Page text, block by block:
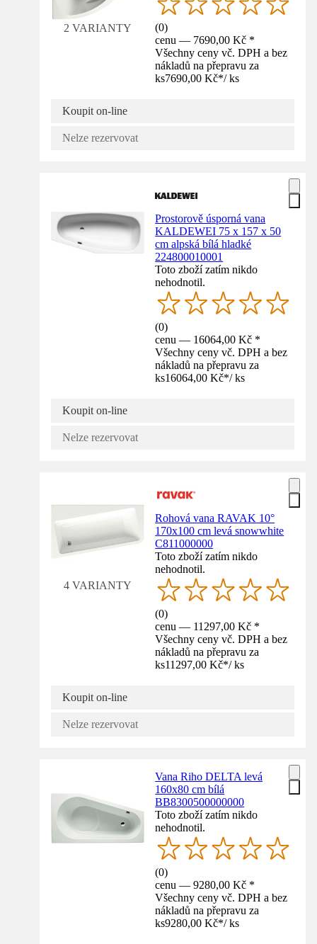
2 VARIANTY (0)
cenu — 7690,00 Kč *
Všechny ceny vč. DPH a bez
nákladů na přepravu za
ks7690,00 Kč*/ ks
Koupit on-line
Nelze rezervovat
Prostorově úsporná vana
KALDEWEI 75 x 157 x 50
cm alpská bílá hladké
224800010001
Toto zboží zatím nikdo
nehodnotil.
(0)
cenu — 16064,00 Kč *
Všechny ceny vč. DPH a bez
nákladů na přepravu za
ks16064,00 Kč*/ ks
Koupit on-line
Nelze rezervovat
4 VARIANTY
Rohová vana RAVAK 10°
170x100 cm levá snowwhite
C811000000
Toto zboží zatím nikdo
nehodnotil.
(0)
cenu — 11297,00 Kč *
Všechny ceny vč. DPH a bez
nákladů na přepravu za
ks11297,00 Kč*/ ks
Koupit on-line
Nelze rezervovat
Vana Riho DELTA levá
160x80 cm bílá
BB8300500000000
Toto zboží zatím nikdo
nehodnotil.
(0)
cenu — 9280,00 Kč *
Všechny ceny vč. DPH a bez
nákladů na přepravu za
ks9280,00 Kč*/ ks